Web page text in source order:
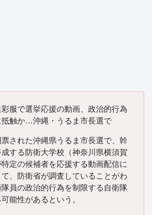
服で選挙応援の動画、政治的行為
抵触か…沖縄・うるま市長選で
票された沖縄県うるま市長選で、幹
する防衛大学校（神奈川県横須賀
定の候補者を応援する動画配信に
、防衛省が調査していることがわ
員の政治的行為を制限する自衛隊
能性があるという。